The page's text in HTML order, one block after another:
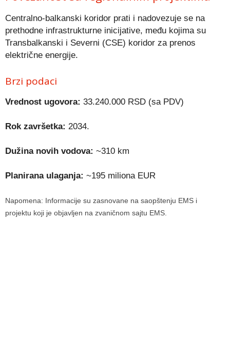
Centralno-balkanski koridor prati i nadovezuje se na
prethodne infrastrukturne inicijative, među kojima su
Transbalkanski i Severni (CSE) koridor za prenos
električne energije.
Brzi podaci
Vrednost ugovora: 33.240.000 RSD (sa PDV)
Rok završetka: 2034.
Dužina novih vodova: ~310 km
Planirana ulaganja: ~195 miliona EUR
Napomena: Informacije su zasnovane na saopštenju EMS i
projektu koji je objavljen na zvaničnom sajtu EMS.